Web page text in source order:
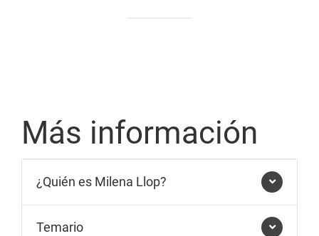
Más información
¿Quién es Milena Llop?
Temario